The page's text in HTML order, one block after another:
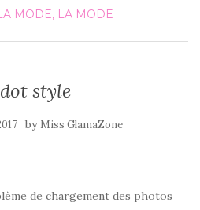
MODE, LA MODE
style
by Miss GlamaZone
de chargement des photos